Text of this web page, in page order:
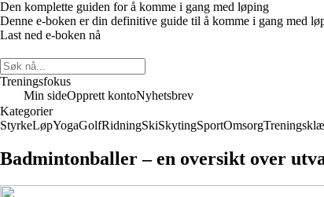
Den komplette guiden for å komme i gang med løping
Denne e-boken er din definitive guide til å komme i gang med
Last ned e-boken nå
Treningsfokus
Min sideOpprett kontoNyhetsbrev
Kategorier
StyrkeLøpYogaGolfRidningSkiSkytingSportOmsorg
Badmintonballer – en oversikt over